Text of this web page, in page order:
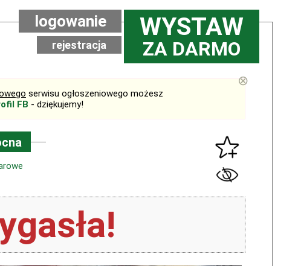
WYSTAW
ZA DARMO
logowanie
rejestracja
serwisu ogłoszeniowego możesz
FB - dziękujemy!
⊗